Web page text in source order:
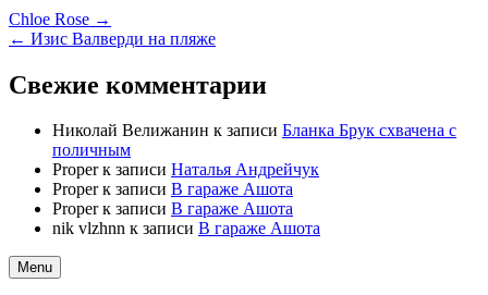
Chloe Rose →
← Изис Валверди на пляже
Свежие комментарии
Николай Велижанин к записи Бланка Брук схвачена с
поличным
Properк записи Наталья Андрейчук
Properк записи В гараже Ашота
Properк записи В гараже Ашота
nik vlzhnn к записи В гараже Ашота
Menu